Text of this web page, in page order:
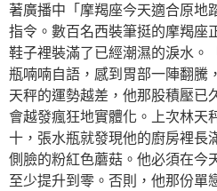
著廣播中「摩羯座今天適合原地
指令。數百名西裝筆挺的摩羯座
鞋子裡裝滿了已經潮濕的淚水。
瓶喃喃自語，感到胃部一陣翻騰
天秤的運勢越差，他那股積壓已
會越發瘋狂地實體化。上次林天
十，張水瓶就發現他的廚房裡長
側臉的粉紅色蘑菇。他必須在今
至少提升到零。否則，他那份單